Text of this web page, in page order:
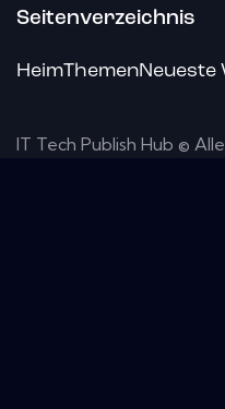
Seitenverzeichnis
HeimThemenNeueste
IT Tech Publish Hub ©